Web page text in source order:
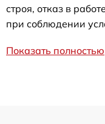
строя, отказ в
при соблюдении
Показать полностью